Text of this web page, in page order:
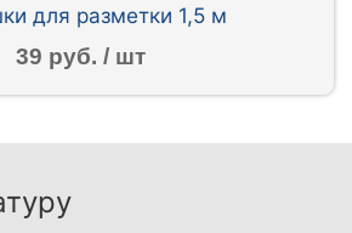
для разметки 1,5 м
39 руб. / шт